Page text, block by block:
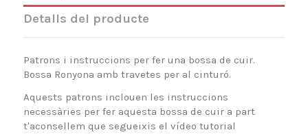
Detalls del producte
Patrons i instruccions per fer una bossa de cuir.
Bossa Ronyona amb travetes per al cinturó.
Aquests patrons inclouen les instruccions
necessàries per fer aquesta bossa de cuir a part
t'aconsellem que segueixis el vídeo tutorial